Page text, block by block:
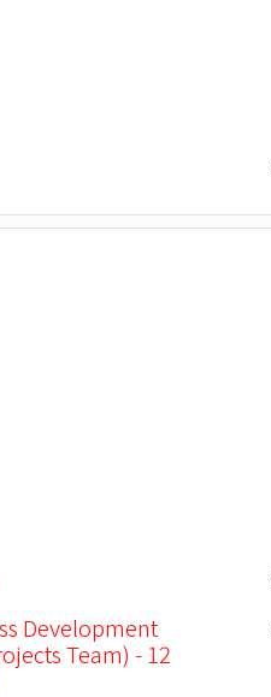
Development
Team) - 12